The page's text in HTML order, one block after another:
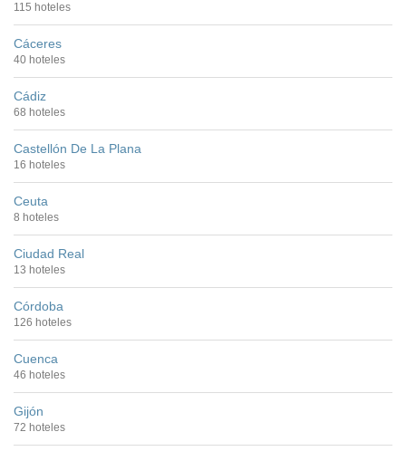
115 hoteles
Cáceres
40 hoteles
Cádiz
68 hoteles
Castellón De La Plana
16 hoteles
Ceuta
8 hoteles
Ciudad Real
13 hoteles
Córdoba
126 hoteles
Cuenca
46 hoteles
Gijón
72 hoteles